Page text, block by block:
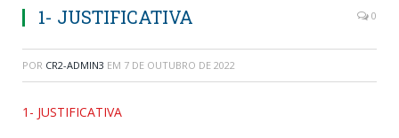
1- JUSTIFICATIVA 0
POR CR2-ADMIN3 EM 7 DE OUTUBRO DE 2022
1- JUSTIFICATIVA